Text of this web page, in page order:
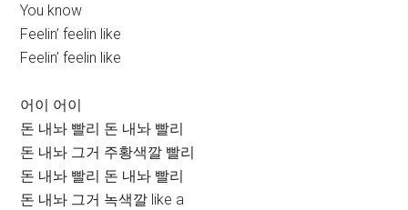
You know
Feelin’ feelin like
Feelin’ feelin like
어이 어이
돈 내놔 빨리 돈 내놔 빨리
돈 내놔 그거 주황색깔 빨리
돈 내놔 빨리 돈 내놔 빨리
돈 내놔 그거 녹색깔 like a